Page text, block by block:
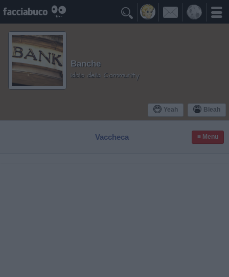

Yeah Bleah
Banche
Idolo della Community
Vaccheca ≡ Menu